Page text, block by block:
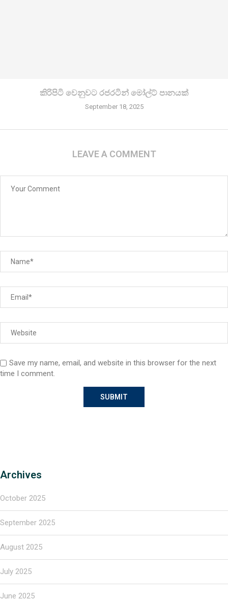
කිරි­පිටි වෙනු­වට රජ­ර­ටින් මෝල්ට් පානයක්
September 18, 2025
LEAVE A COMMENT
Save my name, email, and website in this browser for the next
time I comment.
Archives
October 2025
September 2025
August 2025
July 2025
June 2025